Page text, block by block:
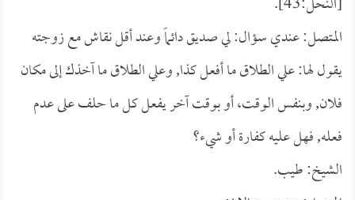
المتصل: عندي سؤال: لي صديق دائماً وعند أقل نقاش مع زوجته
يقول لها: علي الطلاق ما أفعل كذا, وعلي الطلاق ما آخذك إلى مكان
فلان, وبنفس الوقت، أو بوقت آخر يفعل كل ما حلف على عدم
فعله, فهل عليه كفارة أو شيء؟
الشيخ: طيب.